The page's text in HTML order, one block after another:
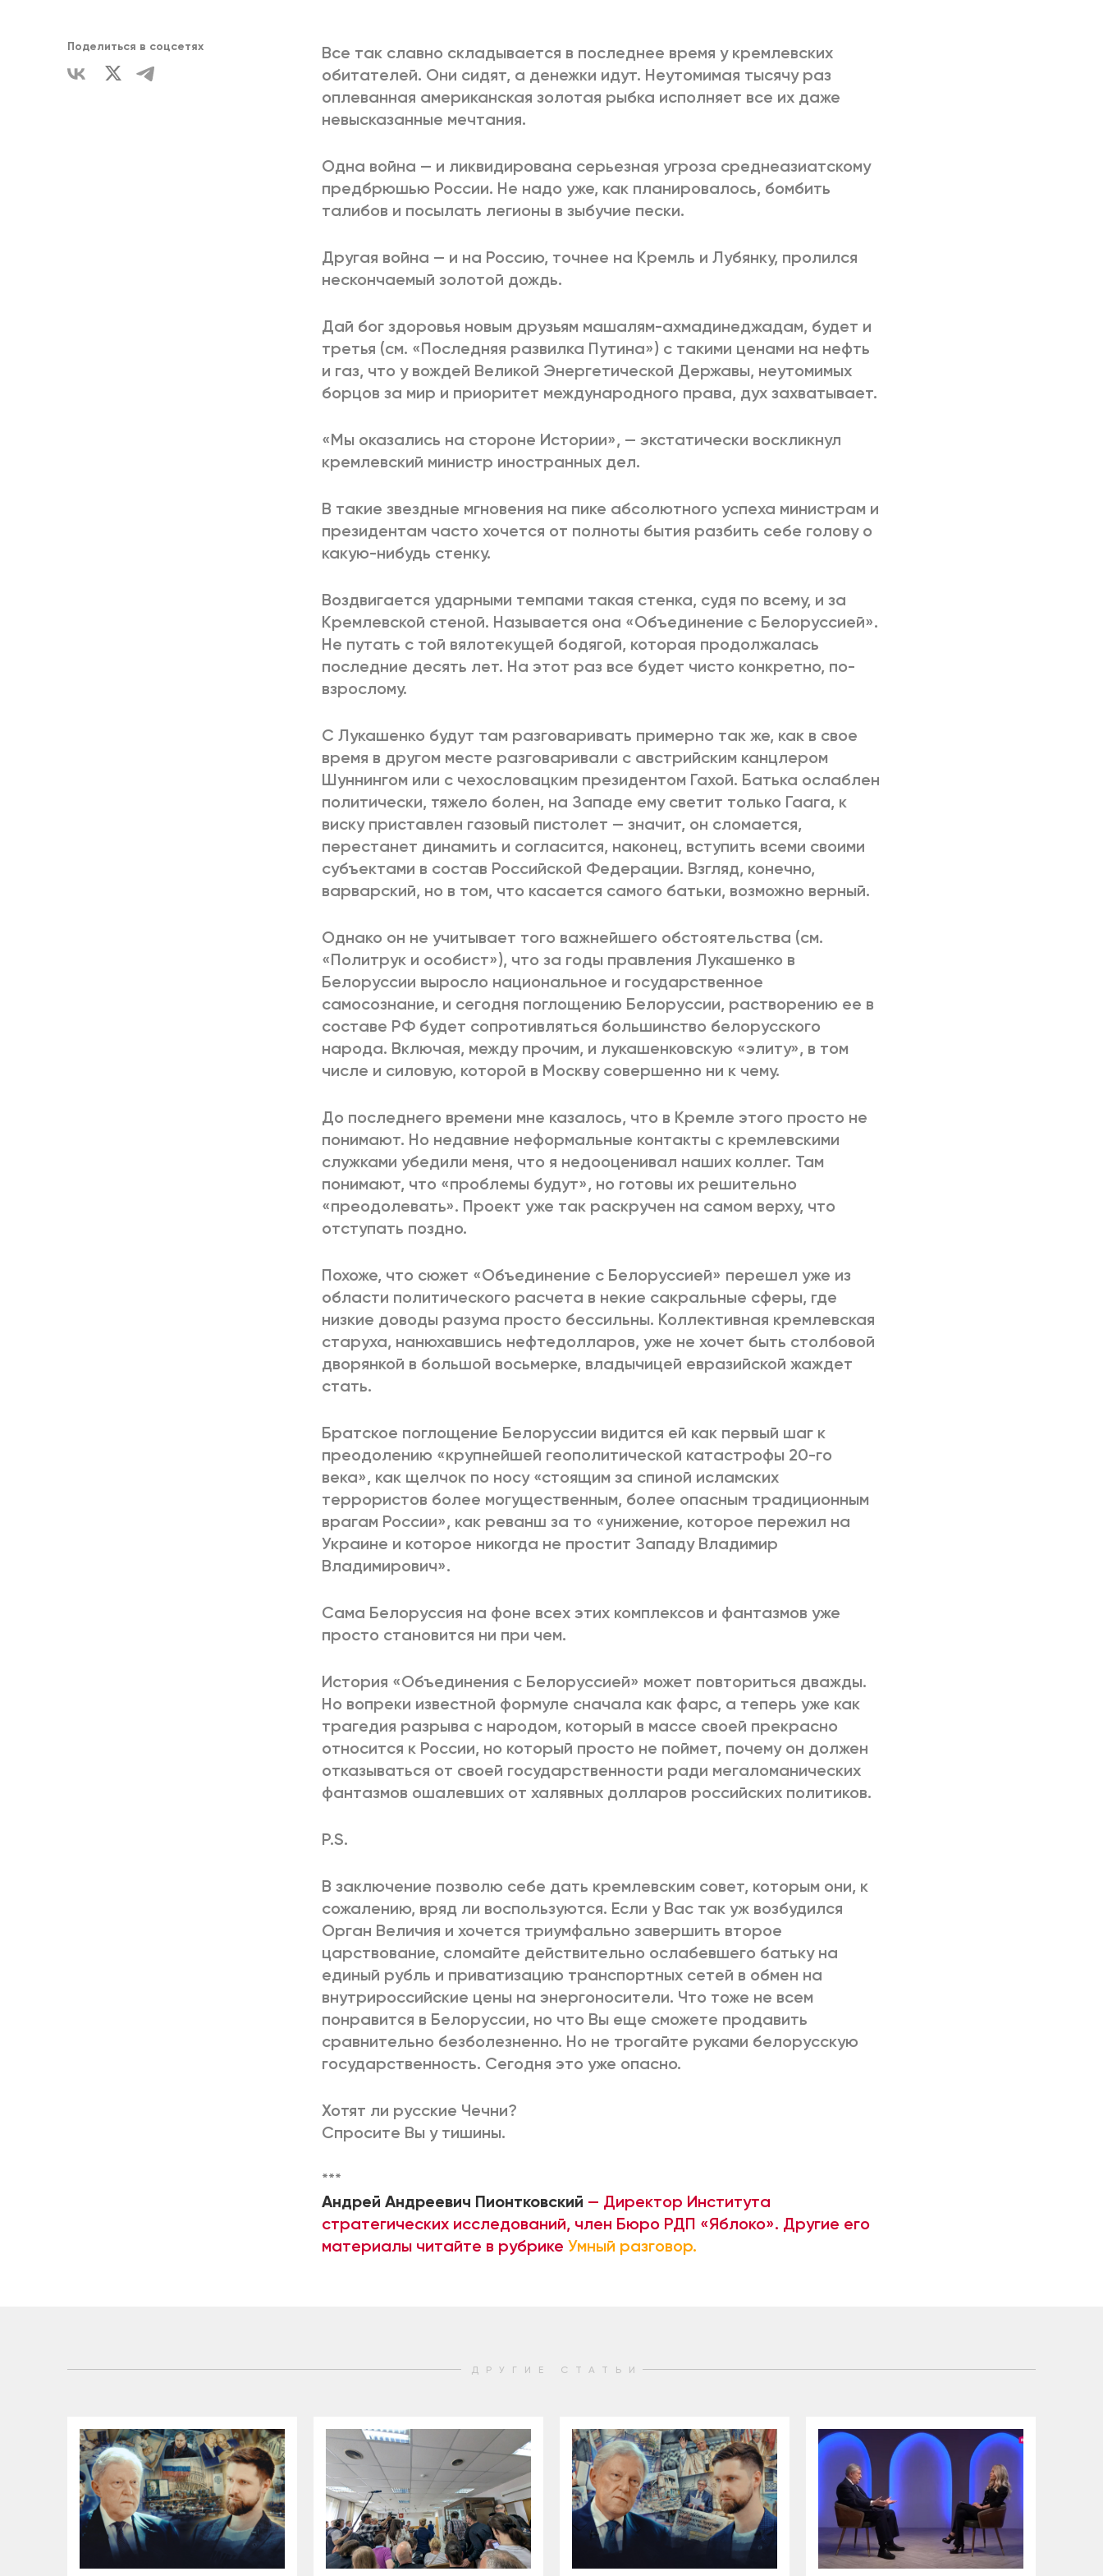
ВСЕ КНИГИ
Поделиться в соцсетях
Все так славно складывается в последнее время у кремлевских
обитателей. Они сидят, а денежки идут. Неутомимая тысячу раз
оплеванная американская золотая рыбка исполняет все их даже
невысказанные мечтания.
Одна война — и ликвидирована серьезная угроза среднеазиатскому
предбрюшью России. Не надо уже, как планировалось, бомбить
талибов и посылать легионы в зыбучие пески.
Другая война — и на Россию, точнее на Кремль и Лубянку, пролился
нескончаемый золотой дождь.
Дай бог здоровья новым друзьям машалям-ахмадинеджадам, будет и
третья (см. «Последняя развилка Путина») с такими ценами на нефть
и газ, что у вождей Великой Энергетической Державы, неутомимых
борцов за мир и приоритет международного права, дух захватывает.
«Мы оказались на стороне Истории», — экстатически воскликнул
кремлевский министр иностранных дел.
В такие звездные мгновения на пике абсолютного успеха министрам и
президентам часто хочется от полноты бытия разбить себе голову о
какую-нибудь стенку.
Воздвигается ударными темпами такая стенка, судя по всему, и за
Кремлевской стеной. Называется она «Объединение с Белоруссией».
Не путать с той вялотекущей бодягой, которая продолжалась
последние десять лет. На этот раз все будет чисто конкретно, по-
взрослому.
С Лукашенко будут там разговаривать примерно так же, как в свое
время в другом месте разговаривали с австрийским канцлером
Шуннингом или с чехословацким президентом Гахой. Батька ослаблен
политически, тяжело болен, на Западе ему светит только Гаага, к
виску приставлен газовый пистолет — значит, он сломается,
перестанет динамить и согласится, наконец, вступить всеми своими
субъектами в состав Российской Федерации. Взгляд, конечно,
варварский, но в том, что касается самого батьки, возможно верный.
Однако он не учитывает того важнейшего обстоятельства (см.
«Политрук и особист»), что за годы правления Лукашенко в
Белоруссии выросло национальное и государственное
самосознание, и сегодня поглощению Белоруссии, растворению ее в
составе РФ будет сопротивляться большинство белорусского
народа. Включая, между прочим, и лукашенковскую «элиту», в том
числе и силовую, которой в Москву совершенно ни к чему.
До последнего времени мне казалось, что в Кремле этого просто не
понимают. Но недавние неформальные контакты с кремлевскими
служками убедили меня, что я недооценивал наших коллег. Там
понимают, что «проблемы будут», но готовы их решительно
«преодолевать». Проект уже так раскручен на самом верху, что
отступать поздно.
Похоже, что сюжет «Объединение с Белоруссией» перешел уже из
области политического расчета в некие сакральные сферы, где
низкие доводы разума просто бессильны. Коллективная кремлевская
старуха, нанюхавшись нефтедолларов, уже не хочет быть столбовой
дворянкой в большой восьмерке, владычицей евразийской жаждет
стать.
Братское поглощение Белоруссии видится ей как первый шаг к
преодолению «крупнейшей геополитической катастрофы 20-го
века», как щелчок по носу «стоящим за спиной исламских
террористов более могущественным, более опасным традиционным
врагам России», как реванш за то «унижение, которое пережил на
Украине и которое никогда не простит Западу Владимир
Владимирович».
Сама Белоруссия на фоне всех этих комплексов и фантазмов уже
просто становится ни при чем.
История «Объединения с Белоруссией» может повториться дважды.
Но вопреки известной формуле сначала как фарс, а теперь уже как
трагедия разрыва с народом, который в массе своей прекрасно
относится к России, но который просто не поймет, почему он должен
отказываться от своей государственности ради мегаломанических
фантазмов ошалевших от халявных долларов российских политиков.
P.S.
В заключение позволю себе дать кремлевским совет, которым они, к
сожалению, вряд ли воспользуются. Если у Вас так уж возбудился
Орган Величия и хочется триумфально завершить второе
царствование, cломайте действительно ослабевшего батьку на
единый рубль и приватизацию транспортных сетей в обмен на
внутрироссийские цены на энергоносители. Что тоже не всем
понравится в Белоруссии, но что Вы еще сможете продавить
сравнительно безболезненно. Но не трогайте руками белорусскую
государственность. Сегодня это уже опасно.
Хотят ли русские Чечни?
Спросите Вы у тишины.
***
Андрей Андреевич Пионтковский — Директор Института
стратегических исследований, член Бюро РДП «Яблоко». Другие его
материалы читайте в рубрике Умный разговор.
ДРУГИЕ СТАТЬИ